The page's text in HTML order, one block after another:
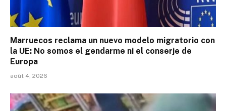
Marruecos reclama un nuevo modelo migratorio con
la UE: No somos el gendarme ni el conserje de
Europa
août 4, 2026